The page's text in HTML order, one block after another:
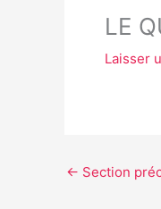
LE
Laisser
← Section